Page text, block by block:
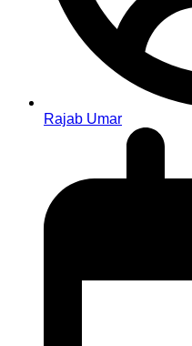
Rajab Umar